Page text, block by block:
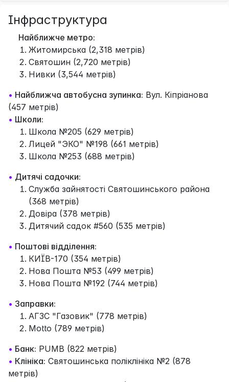
Інфраструктура
Найближче метро:
Житомирська (2,318 метрів)
Святошин (2,720 метрів)
Нивки (3,544 метрів)
• Найближча автобусна зупинка: Вул. Кіпріанова
(457 метрів)
• Школи:
Школа №205 (629 метрів)
Лицей "ЭКО" №198 (661 метрів)
Школа №253 (688 метрів)
• Дитячі садочки:
Служба зайнятості Святошинського района
(368 метрів)
Довіра (378 метрів)
Дитячий садок #560 (535 метрів)
• Поштові відділення:
КИЇВ-170 (354 метрів)
Нова Пошта №53 (499 метрів)
Нова Пошта №192 (744 метрів)
• Заправки:
АГЗС "Газовик" (778 метрів)
Motto (789 метрів)
• Банк: PUMB (822 метрів)
• Клініка: Святошинська поліклініка №2 (878
метрів)